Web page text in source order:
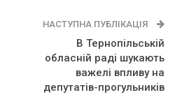
НАСТУПНА ПУБЛІКАЦІЯ
В Тернопільській
обласній раді шукають
важелі впливу на
депутатів-прогульників